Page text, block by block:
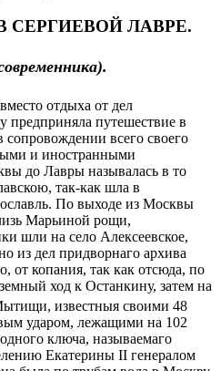
СЕРГИЕВОЙ ЛАВРЕ.
отдыха от дел
предприняла путешествие в
всего своего
и иностранными
до Лавры называлась в то
так-как шла в
По выходе из Москвы
Марьиной рощи,
шли на село Алексеевское,
из дел придворнаго архива
от копания, так как отсюда, по
ход к Останкину, затем на
известныя своими 48
ударом, лежащими на 102
ключа, называемаго
Екатерины II генералом